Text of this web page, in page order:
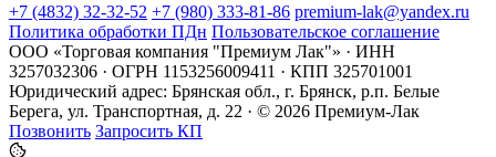
+7 (4832) 32-32-52 +7 (980) 333-81-86 premium-lak@yandex.ru
Политика обработки ПДн Пользовательское соглашение
ООО «Торговая компания "Премиум Лак"» · ИНН
3257032306 · ОГРН 1153256009411 · КПП 325701001
Юридический адрес: Брянская обл., г. Брянск, р.п. Белые
Берега, ул. Транспортная, д. 22 · © 2026 Премиум-Лак
Позвонить Запросить КП